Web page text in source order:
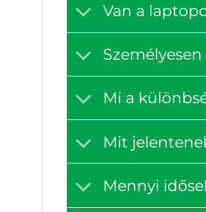
Van a
Mi a
Mit
Mennyi